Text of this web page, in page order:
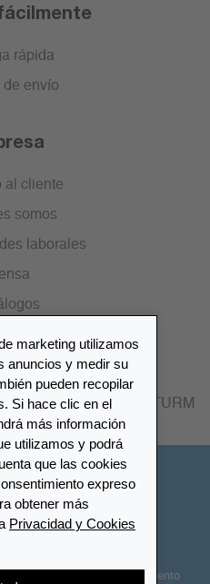
rápida
de envío
al cliente
somos
laborales
cercano LEUCHTTURM
marketing utilizamos
anuncios y medir su
pueden recopilar
Si hace clic en el
más información
utilizamos y podrá
que las cookies
expreso
obtener más
Privacidad y Cookies
Privacidad y Cookies
Derecho de desistimiento